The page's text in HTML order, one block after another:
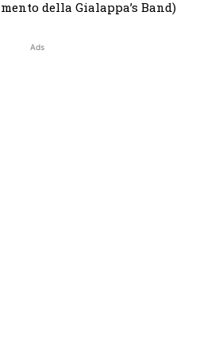
della Gialappa’s Band)
Ads